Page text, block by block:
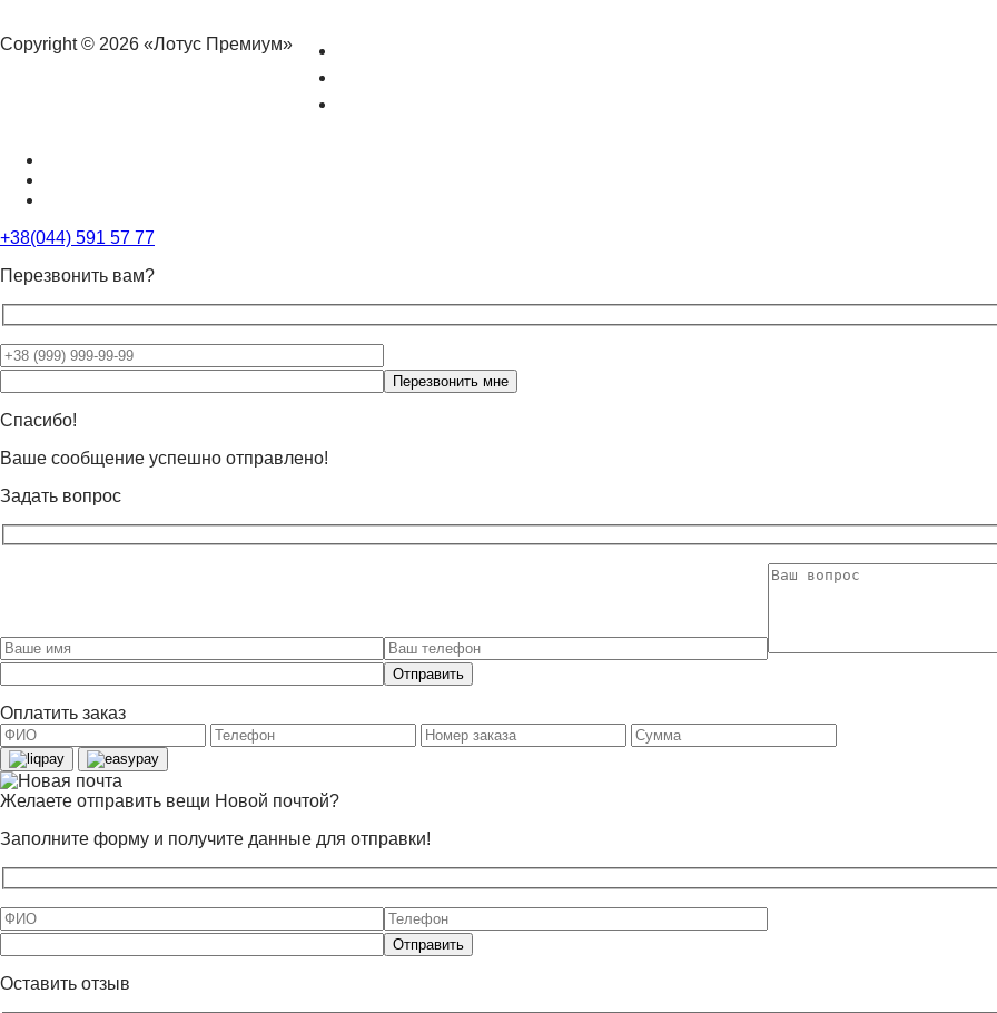
Copyright © 2026 «Лотус Премиум»
+38(044) 591 57 77
Перезвонить вам?
это
поле
Спасибо!
Ваше сообщение успешно отправлено!
Задать вопрос
это
поле
пустым.
Оплатить заказ
Желаете отправить вещи Новой почтой?
Заполните форму и получите данные для отправки!
это
поле
Оставить отзыв